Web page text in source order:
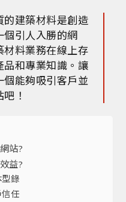
的建築材料是創造
個引人入勝的網
材料業務在線上存
品和專業知識。讓
能夠吸引客戶並
！
站?
益?
錄
任